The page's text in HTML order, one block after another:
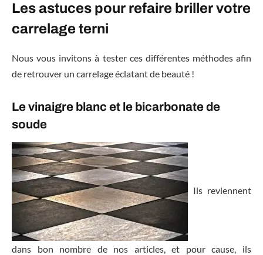
Les astuces pour refaire briller votre
carrelage terni
Nous vous invitons à tester ces différentes méthodes afin
de retrouver un carrelage éclatant de beauté !
Le vinaigre blanc et le bicarbonate de
soude
Ils reviennent
dans bon nombre de nos articles, et pour cause, ils